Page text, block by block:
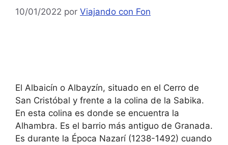
10/01/2022 por Viajando con Fon
El Albaicín o Albayzín, situado en el Cerro de
San Cristóbal y frente a la colina de la Sabika.
En esta colina es donde se encuentra la
Alhambra. Es el barrio más antiguo de Granada.
Es durante la Época Nazarí (1238-1492) cuando